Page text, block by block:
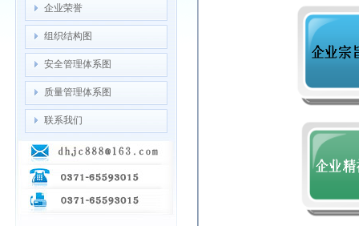
企业荣誉
组织结构图
安全管理体系图
质量管理体系图
联系我们